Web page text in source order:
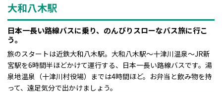
大和八木駅
日本一長い路線バスに乗り、のんびりスローなバス旅に行こ
う。
旅のスタートは近鉄大和八木駅。大和八木駅～十津川温泉～JR新
宮駅を6時間半ほどかけて運行する、日本一長い路線バスです。湯
泉地温泉（十津川村役場）までは4時間ほど。お弁当と飲み物を持
って、遠足気分で出かけましょう。